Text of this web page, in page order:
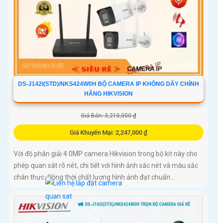
DS-J142I(STD)/NKS424W0H BỘ CAMERA IP KHÔNG DÂY CHÍNH
HÃNG HIKVISION
Giá Bán: 3,210,000 ₫
Giá Khuyến Mại: 2,247,000 ₫
Với độ phân giải 4.0MP camera Hikvision trong bộ kit này cho
phép quan sát rõ nét, chi tiết với hình ảnh sắc nét và màu sắc
chân thực. Đồng thời chất lượng hình ảnh đạt chuẩn...